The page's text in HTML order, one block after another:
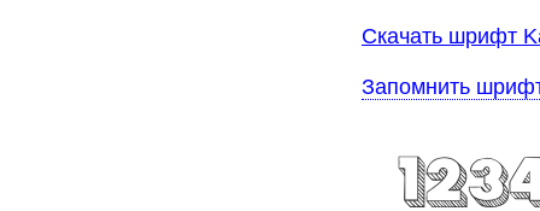
Скачать шрифт
Запомнить